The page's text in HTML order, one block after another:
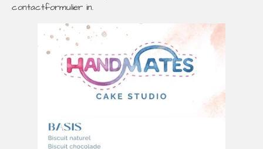
contactformulier in.